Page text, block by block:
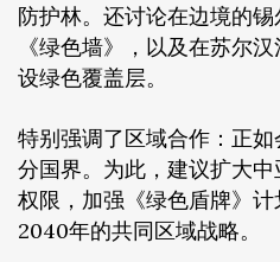
防护林。还讨论在边境的
《绿色墙》，以及在苏尔
设绿色覆盖层。
特别强调了区域合作：正
分国界。为此，建议扩大
权限，加强《绿色盾牌》
2040年的共同区域战略。